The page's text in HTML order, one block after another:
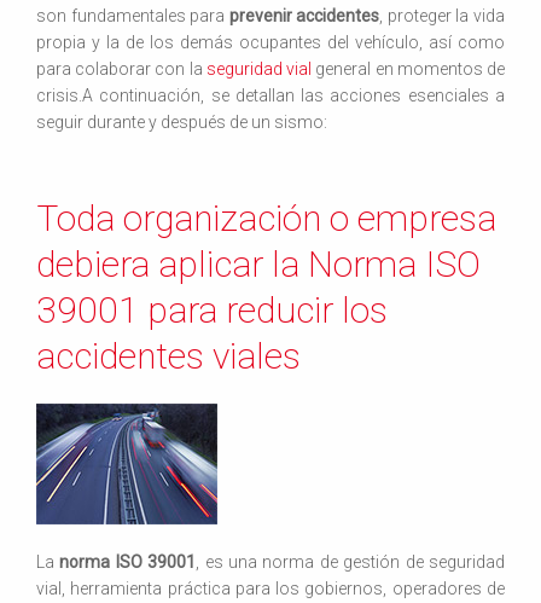
son fundamentales para prevenir accidentes , proteger la vida
propia y la de los demás ocupantes del vehículo, así como
para colaborar con la seguridad vial general en momentos de
crisis.A continuación, se detallan las acciones esenciales a
seguir durante y después de un sismo:
Toda organización o empresa
debiera aplicar la Norma ISO
39001 para reducir los
accidentes viales
Lanorma ISO 39001
, es una norma de gestión de seguridad
vial, herramienta práctica para los gobiernos, operadores de